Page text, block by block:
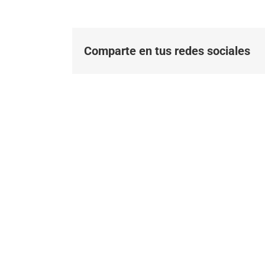
Comparte en tus redes sociales